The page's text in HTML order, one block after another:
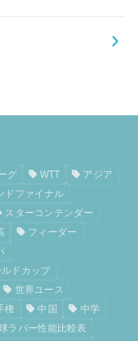
グ WTT
アジア
ドファイナル
スターコンテンダー
フィーダー
ルドカップ
世界ユース
権 中国
中学
ラバー性能比較表